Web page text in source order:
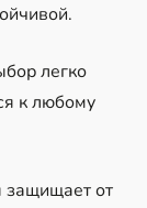
легко
к любому
от